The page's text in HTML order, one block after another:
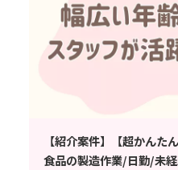
【紹介案件】【超かんた
食品の製造作業/日勤/未